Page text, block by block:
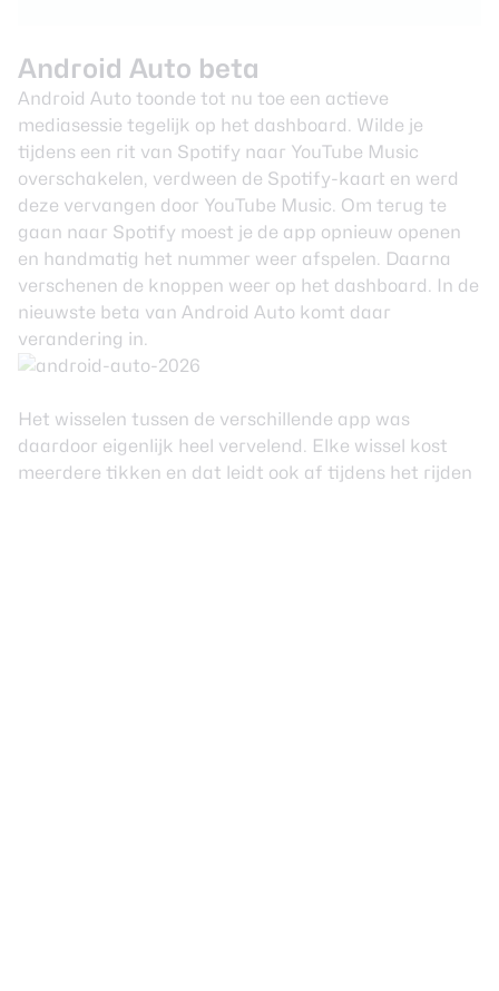
Android Auto beta
Android Auto toonde tot nu toe een actieve
mediasessie tegelijk op het dashboard. Wilde je
tijdens een rit van Spotify naar YouTube Music
overschakelen, verdween de Spotify-kaart en werd
deze vervangen door YouTube Music. Om terug te
gaan naar Spotify moest je de app opnieuw openen
en handmatig het nummer weer afspelen. Daarna
verschenen de knoppen weer op het dashboard. In de
nieuwste beta van Android Auto komt daar
verandering in.
Het wisselen tussen de verschillende app was
daardoor eigenlijk heel vervelend. Elke wissel kost
meerdere tikken en dat leidt ook af tijdens het rijden